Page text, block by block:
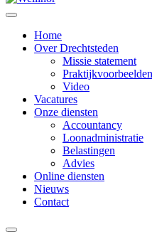
Home
Over Drechtsteden
Missie statement
Praktijkvoorbeelden
Video
Vacatures
Onze diensten
Accountancy
Loonadministratie
Belastingen
Advies
Online diensten
Nieuws
Contact